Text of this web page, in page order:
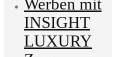
Werben mit
INSIGHT
LUXURY